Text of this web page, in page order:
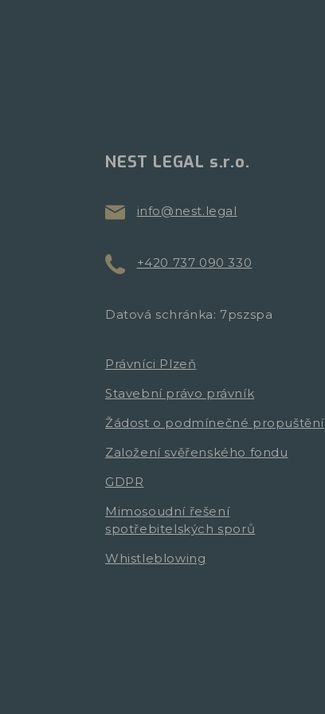
NEST LEGAL s.r.o.
info@nest.legal
+420 737 090 330
Datová schránka: 7pszspa
Právníci Plzeň
Stavební právo právník
Žádost o podmínečné propuštění
Založení svěřenského fondu
GDPR
Mimosoudní řešení
spotřebitelských sporů
Whistleblowing